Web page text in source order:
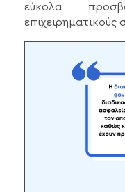
εύκολα
επιχειρηματικούς